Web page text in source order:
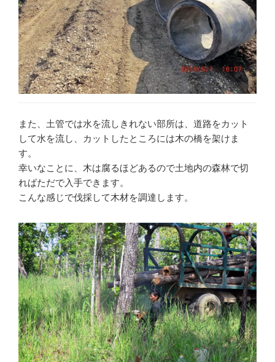
また、土管では水を流しきれない部所は、道路をカット
して水を流し、カットしたところには木の橋を架けま
す。
幸いなことに、木は腐るほどあるので土地内の森林で切
ればただで入手できます。
こんな感じで伐採して木材を調達します。